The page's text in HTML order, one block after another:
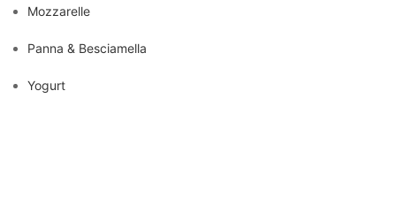
Mozzarelle
Panna & Besciamella
Yogurt